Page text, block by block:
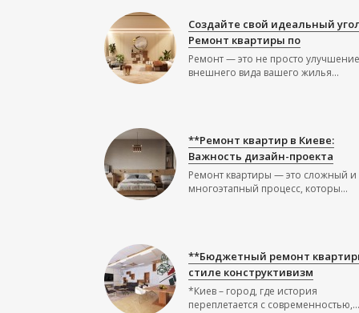
Создайте свой идеальный
Ремонт квартиры по
Ремонт — это не просто улучшение
внешнего вида вашего жилья...
**Ремонт квартир в Киеве:
Важность дизайн-проекта
Ремонт квартиры — это сложный и
многоэтапный процесс, которы...
**Бюджетный ремонт
стиле конструктивизм
*Киев – город, где история
переплетается с современностью,...